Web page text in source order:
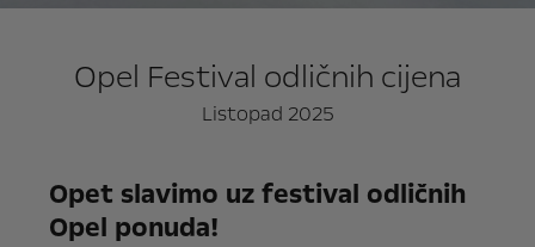
Opel Festival odličnih cijena
Listopad 2025
Opet slavimo uz festival odličnih
Opel ponuda!